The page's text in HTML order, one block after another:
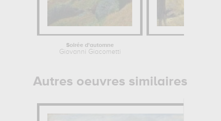
Soirée d'automne
Giovanni Giacometti
Autres oeuvres similaires